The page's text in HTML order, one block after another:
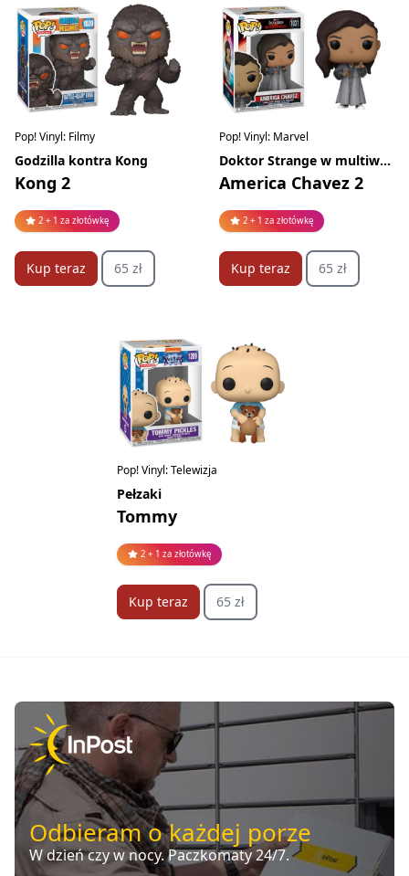
Pop! Vinyl: Filmy
Godzilla kontra Kong
Kong 2
2 + 1 za złotówkę
Kup teraz 65 zł
Pop! Vinyl: Marvel
Doktor Strange w multiwersum obłędu
America Chavez 2
2 + 1 za złotówkę
Kup teraz 65 zł
Pop! Vinyl: Telewizja
Pełzaki
Tommy
2 + 1 za złotówkę
Kup teraz 65 zł
Odbieram o każdej porze
W dzień czy w nocy. Paczkomaty 24/7.